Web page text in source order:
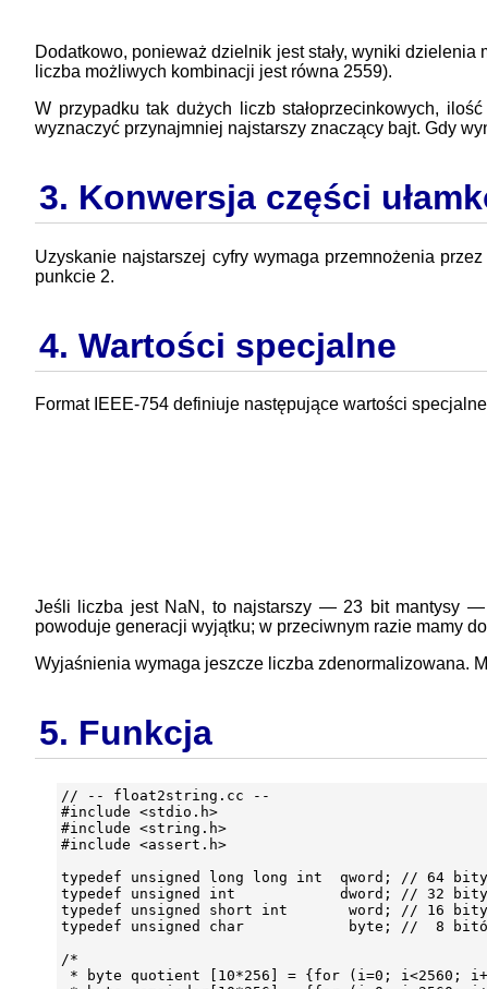
Dodatkowo, ponieważ dzielnik jest stały, wyniki
liczba możliwych kombinacji jest równa 2559).
W przypadku tak dużych liczb stałoprzecinkowych,
wyznaczyć przynajmniej najstarszy znaczący bajt. Gdy
3. Konwersja części
Uzyskanie najstarszej cyfry wymaga przemnożenia
punkcie 2.
4. Wartości specjalne
Format IEEE-754 definiuje następujące wartości
Jeśli liczba jest NaN, to najstarszy — 23 bit mantysy —
powoduje generacji wyjątku; w przeciwnym razie mamy
Wyjaśnienia wymaga jeszcze liczba zdenormalizowana.
5. Funkcja
// -- float2string.cc --
#include <stdio.h>
#include <string.h>
#include <assert.h>
typedef unsigned long long int  qword; // 64 bity
typedef unsigned int            dword; // 32 bity
typedef unsigned short int       word; // 16 bity
typedef unsigned char            byte; //  8
/*
* byte quotient [10*256] = {for (i=0; i<2560;